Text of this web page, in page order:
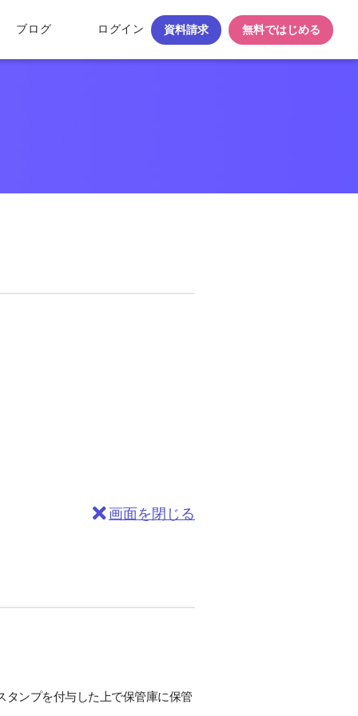
ブログ ログイン 資料請求 無料ではじめる
画面を閉じる
タンプを付与した上で保管庫に保管